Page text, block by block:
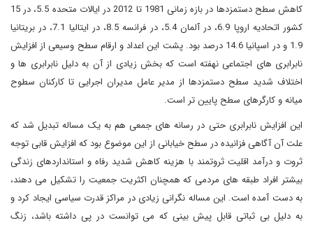
کاهش سطح دستمزدها در بازه زمانی 1981 تا 2012 در ایالات متحده 5.5، در 15
کشور اتحادیه اروپا 6.9، در آلمان 5.4، در فرانسه 8.5، در ایتالیا 7.1، در بریتانیا
1.9 و در اسپانیا 14.6 درصد بود. پشت این اعداد و ارقام سطح وسیعی از افزایش
نابرابری های اجتماعی نهفته است که بخش زیادی از آن به دلیل نابرابری ها و
اختلاف شدید سطح دستمزدها از مدیر عامل مدیران اجرایی تا کارکنان سطوح
میانه و کارگرهای سطح پایین تر است.
این افزایش نابرابری حتی در رسانه های جمعی هم به یک مساله تبدیل شد که
علت آن آگاهی فزانیده در سطح خیابانی از این موضوع بود که افزایش قابی توجه
ثروت و درآمد اقلیت ثروتمند با هزینه کاهش شدید رفاه و استانداردهای زندگی
بیشتر افراد طبقه های مردمی که همچنان اکثریت جمعیت را تشکیل می دهند،
به دست آمده است. این مساله نگرانی زیادی در مراکز قدرت سیاسی ایجاد کرد و
به دلیل بی ثباتی قابل پیش بینی که می توانست در پی داشته باشد، زنگ